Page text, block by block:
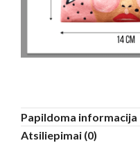
Papildoma informacija
Atsiliepimai (0)